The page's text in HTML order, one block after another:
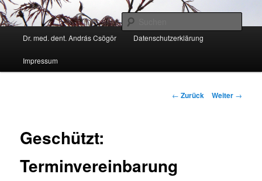
Zum
Inhalt
Kann ich Ihnen weiter helfen?
Dr. med. dent. András Csögör Datenschutzerklärung
Impressum
Beitrags-
← Zurück Weiter →
Geschützt:
Terminvereinbarung